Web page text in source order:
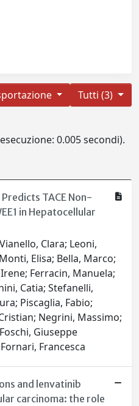
Tutti (3)
0.005 secondi).
TACE Non-
in Hepatocellular
Clara; Leoni,
Elisa; Bella, Marco;
Ferracin, Manuela;
Catia; Stefanelli,
Piscaglia, Fabio;
Negrini, Massimo;
Giuseppe
Francesca
and lenvatinib
carcinoma: the role